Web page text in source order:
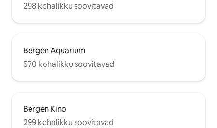
298 kohalikku soovitavad
Bergen Aquarium
570 kohalikku soovitavad
Bergen Kino
299 kohalikku soovitavad